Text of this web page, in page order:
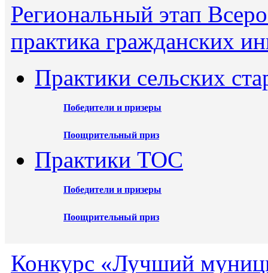
Региональный этап
практика гражданских
Практики сельских
Победители и призеры
Поощрительный приз
Практики ТОС
Победители и призеры
Поощрительный приз
Конкурс «Лучший